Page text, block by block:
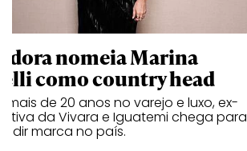
nomeia Marina
como country head
mais de 20 anos no varejo e luxo, ex-
da Vivara e Iguatemi chega para
marca no país.